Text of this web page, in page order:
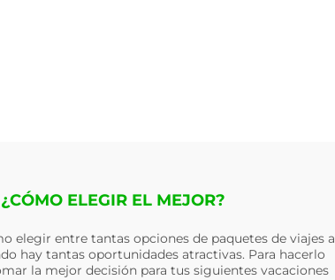
ELEGIR EL MEJOR?
elegir entre tantas opciones de paquetes de viajes a
hay tantas oportunidades atractivas. Para hacerlo
la mejor decisión para tus siguientes vacaciones